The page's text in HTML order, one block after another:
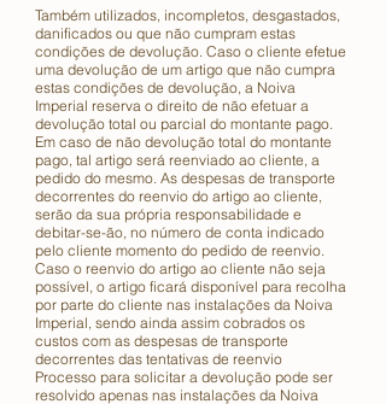
Também utilizados, incompletos, desgastados,
danificados ou que não cumpram estas
condições de devolução. Caso o cliente efetue
uma devolução de um artigo que não cumpra
estas condições de devolução, a Noiva
Imperial reserva o direito de não efetuar a
devolução total ou parcial do montante pago.
Em caso de não devolução total do montante
pago, tal artigo será reenviado ao cliente, a
pedido do mesmo. As despesas de transporte
decorrentes do reenvio do artigo ao cliente,
serão da sua própria responsabilidade e
debitar-se-ão, no número de conta indicado
pelo cliente momento do pedido de reenvio.
Caso o reenvio do artigo ao cliente não seja
possível, o artigo ficará disponível para recolha
por parte do cliente nas instalações da Noiva
Imperial, sendo ainda assim cobrados os
custos com as despesas de transporte
decorrentes das tentativas de reenvio
Processo para solicitar a devolução pode ser
resolvido apenas nas instalações da Noiva